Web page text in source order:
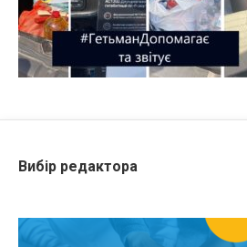
Вибір редактора